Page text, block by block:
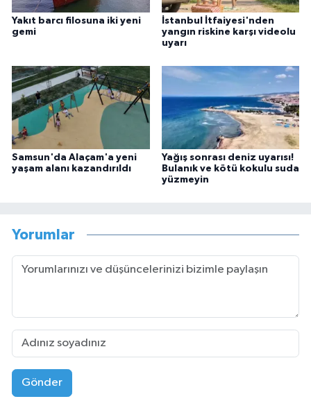
Yakıt barcı filosuna iki yeni
gemi
İstanbul İtfaiyesi'nden
yangın riskine karşı videolu
uyarı
Samsun'da Alaçam'a yeni
yaşam alanı kazandırıldı
Yağış sonrası deniz uyarısı!
Bulanık ve kötü kokulu suda
yüzmeyin
Yorumlar
Gönder